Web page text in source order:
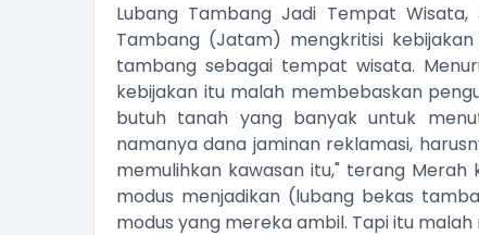
Lubang Tambang Jadi Tempat
Tambang (Jatam) mengkritisi
tambang sebagai tempat wisata.
kebijakan itu malah membebaskan
butuh tanah yang banyak untuk
namanya dana jaminan reklamasi,
memulihkan kawasan itu," terang Merah
modus menjadikan (lubang bekas
modus yang mereka ambil. Tapi itu